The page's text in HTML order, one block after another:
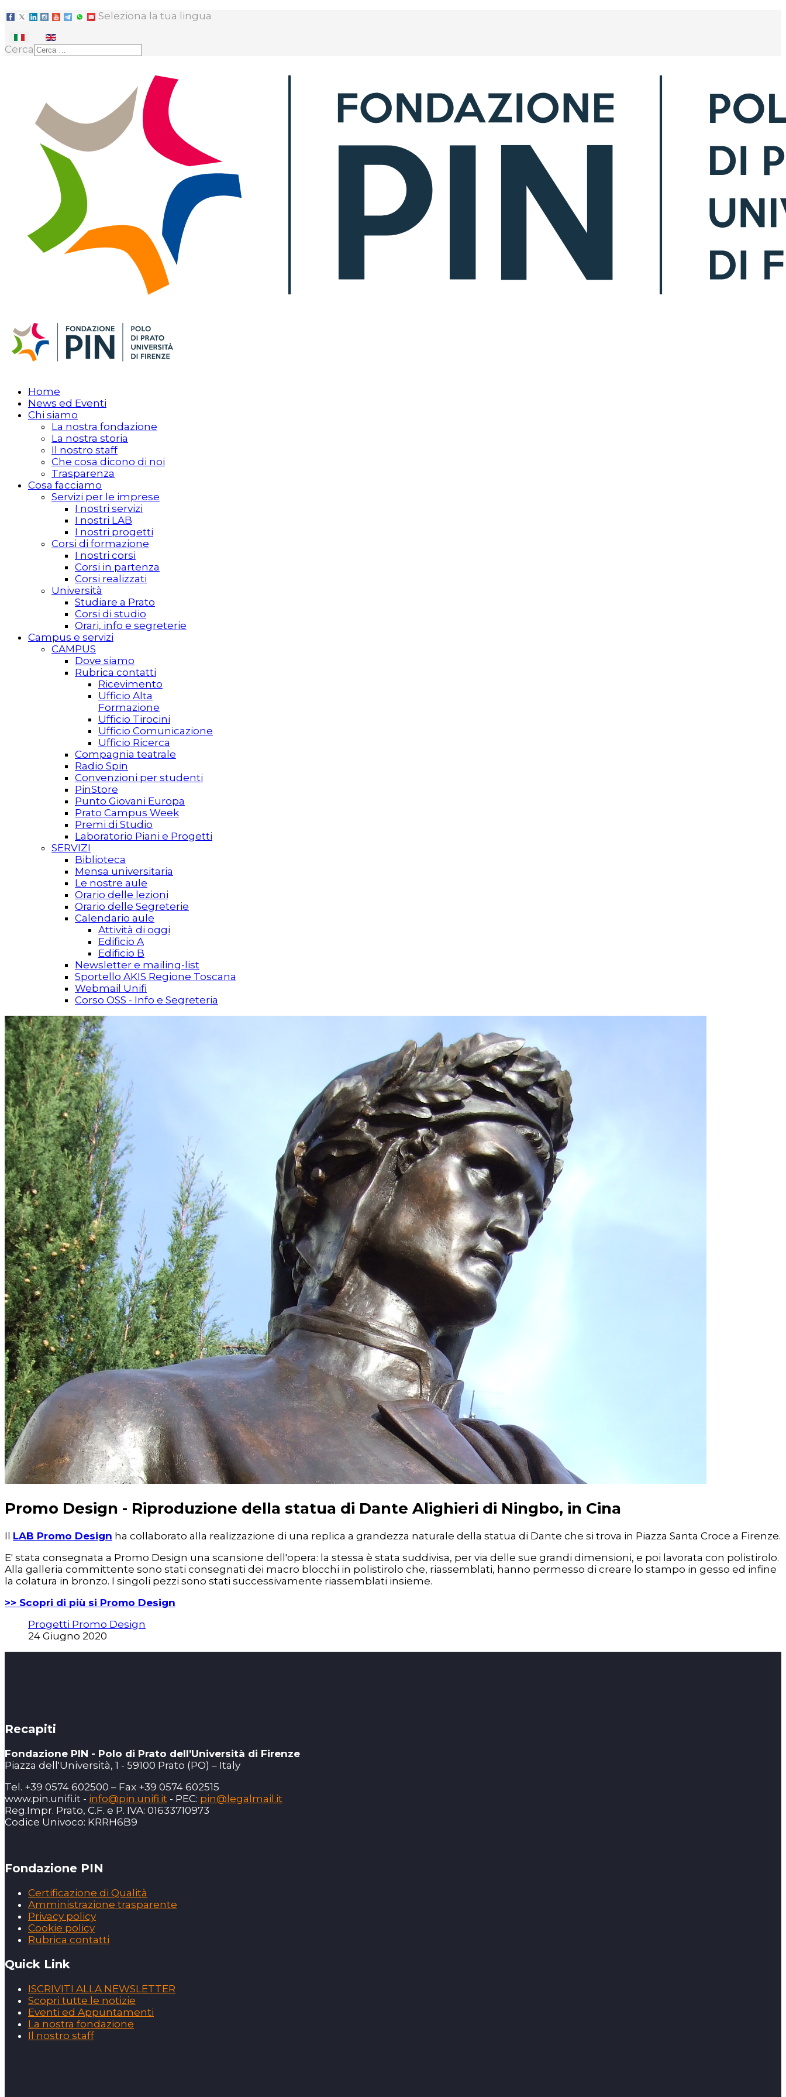
Seleziona la tua lingua
Cerca
Home
News ed Eventi
Chi siamo
La nostra fondazione
La nostra storia
Il nostro staff
Che cosa dicono di noi
Trasparenza
Cosa facciamo
Servizi per le imprese
I nostri servizi
I nostri LAB
I nostri progetti
Corsi di formazione
I nostri corsi
Corsi in partenza
Corsi realizzati
Università
Studiare a Prato
Corsi di studio
Orari, info e segreterie
Campus e servizi
CAMPUS
Dove siamo
Rubrica contatti
Ricevimento
Ufficio Alta
Formazione
Ufficio Tirocini
Ufficio Comunicazione
Ufficio Ricerca
Compagnia teatrale
Radio Spin
Convenzioni per studenti
PinStore
Punto Giovani Europa
Prato Campus Week
Premi di Studio
Laboratorio Piani e Progetti
SERVIZI
Biblioteca
Mensa universitaria
Le nostre aule
Orario delle lezioni
Orario delle Segreterie
Calendario aule
Attività di oggi
Edificio A
Edificio B
Newsletter e mailing-list
Sportello AKIS Regione Toscana
Webmail Unifi
Corso OSS - Info e Segreteria
Promo Design - Riproduzione della statua di Dante Alighieri di Ningbo, in Cina
Il LAB Promo Design ha collaborato alla realizzazione di una replica a grandezza naturale della statua di Dante che si trova in Piazza Santa Croce a Firenze.
E' stata consegnata a Promo Design una scansione dell'opera: la stessa è stata suddivisa, per via delle sue grandi dimensioni, e poi lavorata con polistirolo.
Alla galleria committente sono stati consegnati dei macro blocchi in polistirolo che, riassemblati, hanno permesso di creare lo stampo in gesso ed infine
la colatura in bronzo. I singoli pezzi sono stati successivamente riassemblati insieme.
>> Scopri di più si Promo Design
Progetti Promo Design
24 Giugno 2020
Recapiti
Fondazione PIN - Polo di Prato dell’Università di Firenze
Piazza dell'Università, 1 - 59100 Prato (PO) – Italy
Tel. +39 0574 602500 – Fax +39 0574 602515
www.pin.unifi.it - info@pin.unifi.it - PEC: pin@legalmail.it
Reg.Impr. Prato, C.F. e P. IVA: 01633710973
Codice Univoco: KRRH6B9
Fondazione PIN
Certificazione di Qualità
Amministrazione trasparente
Privacy policy
Cookie policy
Rubrica contatti
Quick Link
ISCRIVITI ALLA NEWSLETTER
Scopri tutte le notizie
Eventi ed Appuntamenti
La nostra fondazione
Il nostro staff